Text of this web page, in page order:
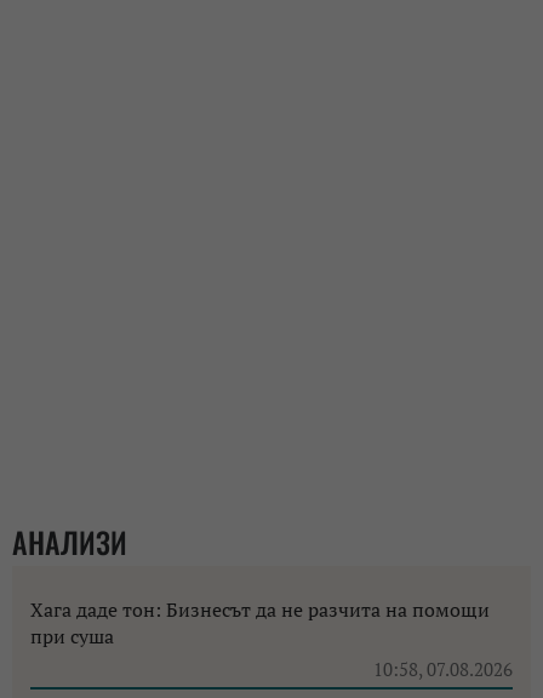
АНАЛИЗИ
Хага даде тон: Бизнесът да не разчита на помощи
при суша
10:58, 07.08.2026